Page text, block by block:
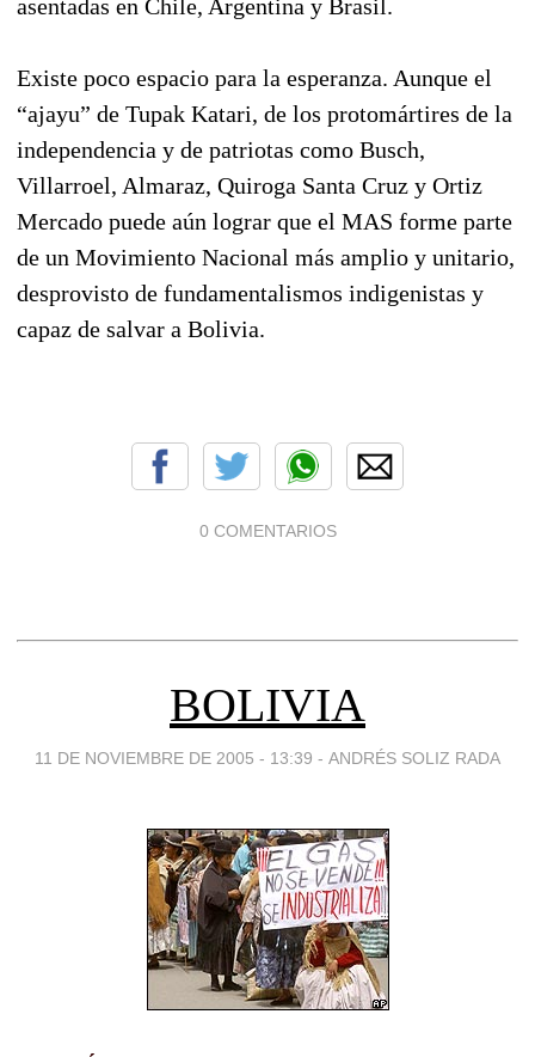
asentadas en Chile, Argentina y Brasil.
Existe poco espacio para la esperanza. Aunque el
“ajayu” de Tupak Katari, de los protomártires de la
independencia y de patriotas como Busch,
Villarroel, Almaraz, Quiroga Santa Cruz y Ortiz
Mercado puede aún lograr que el MAS forme parte
de un Movimiento Nacional más amplio y unitario,
desprovisto de fundamentalismos indigenistas y
capaz de salvar a Bolivia.
0 COMENTARIOS
BOLIVIA
11 DE NOVIEMBRE DE 2005 - 13:39 - ANDRÉS SOLIZ RADA